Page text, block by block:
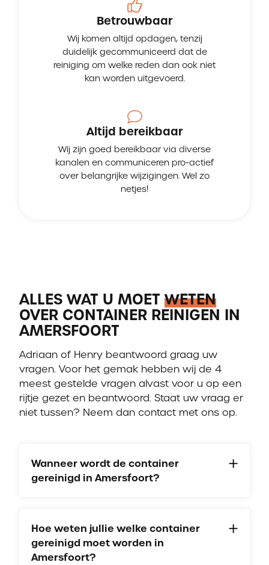
Betrouwbaar
Wij komen altijd opdagen, tenzij
duidelijk gecommuniceerd dat de
reiniging om welke reden dan ook niet
kan worden uitgevoerd.
Altijd bereikbaar
Wij zijn goed bereikbaar via diverse
kanalen en communiceren pro-actief
over belangrijke wijzigingen. Wel zo
netjes!
ALLES WAT U MOETWETEN
OVER CONTAINER REINIGEN IN
AMERSFOORT
Adriaan of Henry beantwoord graag uw
vragen. Voor het gemak hebben wij de 4
meest gestelde vragen alvast voor u op een
rijtje gezet en beantwoord. Staat uw vraag er
niet tussen? Neem dan contact met ons op.
Wanneer wordt de container
gereinigd in Amersfoort?
Hoe weten jullie welke container
gereinigd moet worden in
Amersfoort?